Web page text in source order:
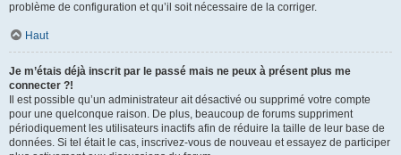
problème de configuration et qu’il soit nécessaire de la corriger.
Haut
Je m’étais déjà inscrit par le passé mais ne peux à présent plus me
connecter ?!
Il est possible qu’un administrateur ait désactivé ou supprimé votre compte
pour une quelconque raison. De plus, beaucoup de forums suppriment
périodiquement les utilisateurs inactifs afin de réduire la taille de leur base de
données. Si tel était le cas, inscrivez-vous de nouveau et essayez de participer